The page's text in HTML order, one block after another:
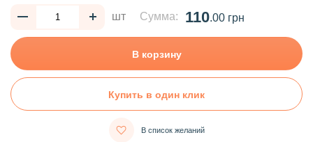
шт Сумма: 110.00 грн
В корзину
Купить в один клик
В список желаний